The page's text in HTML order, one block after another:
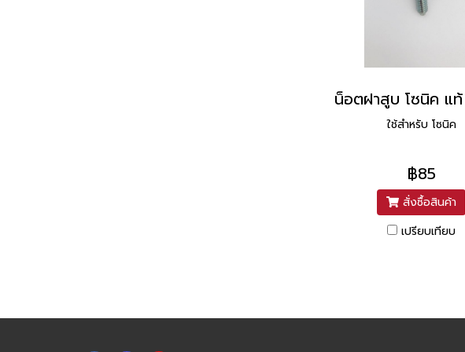
ใช้สำหรับ โซนิค
฿85
สั่งซื้อสินค้า
เปรียบเทียบ